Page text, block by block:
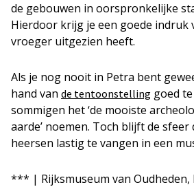
de gebouwen in oorspronkelijke
Hierdoor krijg je een goede indruk
vroeger uitgezien heeft.
Als je nog nooit in Petra bent
hand van de tentoonstelling goed
sommigen het ‘de mooiste
aarde’ noemen. Toch blijft de
heersen lastig te vangen in een
*** | Rijksmuseum van